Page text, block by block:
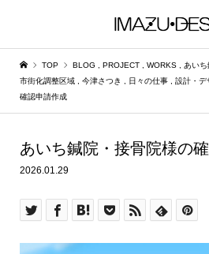
TOP BLOG PROJECT WORKS
あい
市街化調整区域
今津さつき 日々の仕事 設計・デ
確認申請作成
あいち鍼院・接骨院様の
2026.01.29